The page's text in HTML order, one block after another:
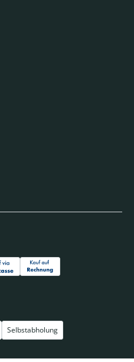
Selbstabholung